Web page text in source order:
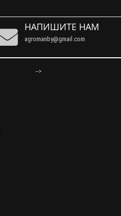
НАПИШИТЕ НАМ
agromanby@gmail.com
-->